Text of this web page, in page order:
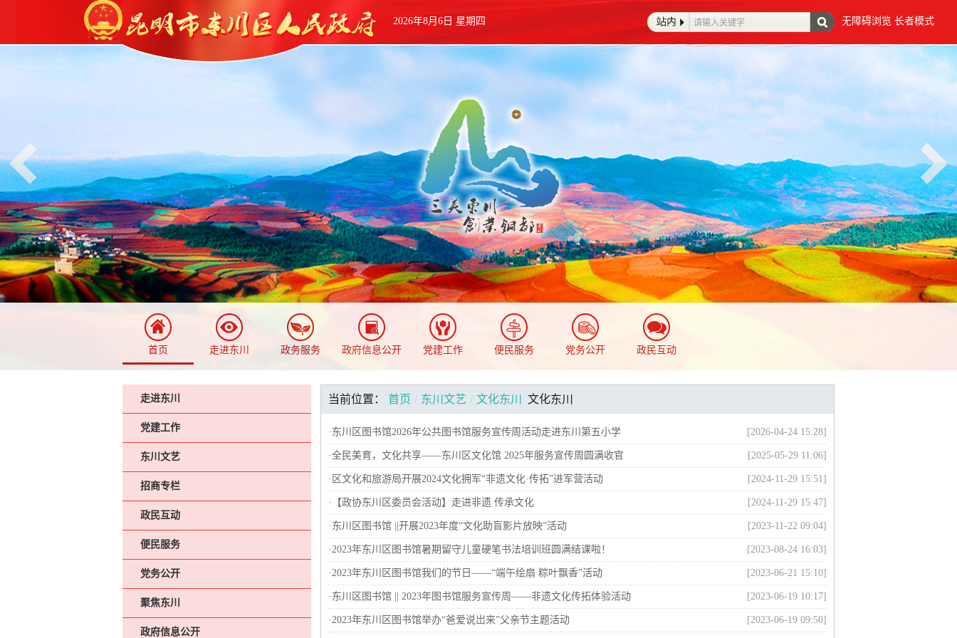
无障碍浏览 长者模式
2026年8月6日 星期四
首页 走进东川 政务服务 政府信息公开 党建工作 便民服务 党务公开 政民互动
走进东川
党建工作
东川文艺
招商专栏
政民互动
便民服务
党务公开
聚焦东川
政府信息公开
当前位置： 首页 / 东川文艺 / 文化东川 文化东川
[2026-04-24 15:28]
· 东川区图书馆2026年公共图书馆服务宣传周活动走进东川第五小学
[2025-05-29 11:06]
·全民美育，文化共享——东川区文化馆 2025年服务宣传周圆满收官
[2024-11-29 15:51]
· 区文化和旅游局开展2024文化拥军“非遗文化·传拓”进军营活动
[2024-11-29 15:47]
· 【政协东川区委员会活动】走进非遗 传承文化
[2023-11-22 09:04]
· 东川区图书馆 ||开展2023年度“文化助盲影片放映”活动
[2023-08-24 16:03]
·2023年东川区图书馆暑期留守儿童硬笔书法培训班圆满结课啦！
[2023-06-21 15:10]
·2023年东川区图书馆我们的节日——“端午绘扇 粽叶飘香”活动
[2023-06-19 10:17]
· 东川区图书馆 || 2023年图书馆服务宣传周——非遗文化传拓体验活动
[2023-06-19 09:50]
·2023年东川区图书馆举办“爸爱说岀来”父亲节主题活动